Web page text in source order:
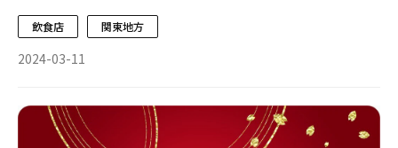
飲食店 関東地方
2024-03-11